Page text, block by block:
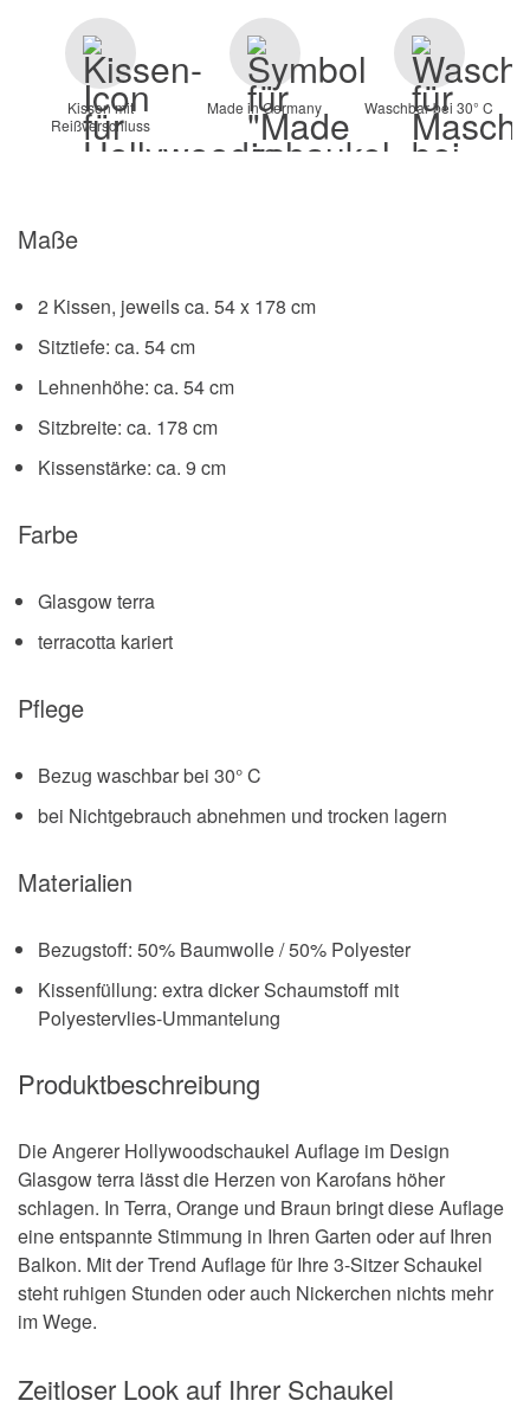
Kissen mit
Reißverschluss
Made in Germany Waschbar bei 30° C
Maße
2 Kissen, jeweils ca. 54 x 178 cm
Sitztiefe: ca. 54 cm
Lehnenhöhe: ca. 54 cm
Sitzbreite: ca. 178 cm
Kissenstärke: ca. 9 cm
Farbe
Glasgow terra
terracotta kariert
Pflege
Bezug waschbar bei 30° C
bei Nichtgebrauch abnehmen und trocken lagern
Materialien
Bezugstoff: 50% Baumwolle / 50% Polyester
Kissenfüllung: extra dicker Schaumstoff mit
Polyestervlies-Ummantelung
Produktbeschreibung
Die Angerer Hollywoodschaukel Auflage im Design
Glasgow terra lässt die Herzen von Karofans höher
schlagen. In Terra, Orange und Braun bringt diese Auflage
eine entspannte Stimmung in Ihren Garten oder auf Ihren
Balkon. Mit der Trend Auflage für Ihre 3-Sitzer Schaukel
steht ruhigen Stunden oder auch Nickerchen nichts mehr
im Wege.
Zeitloser Look auf Ihrer Schaukel